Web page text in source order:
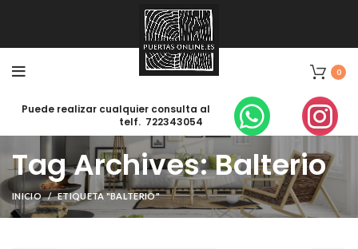
0
Puede realizar cualquier consulta al
telf. 722343054
Tag Archives: Balterio
INICIO ETIQUETA "BALTERIO"